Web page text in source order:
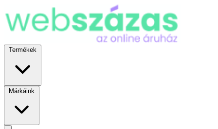
Termékek
Márkáink